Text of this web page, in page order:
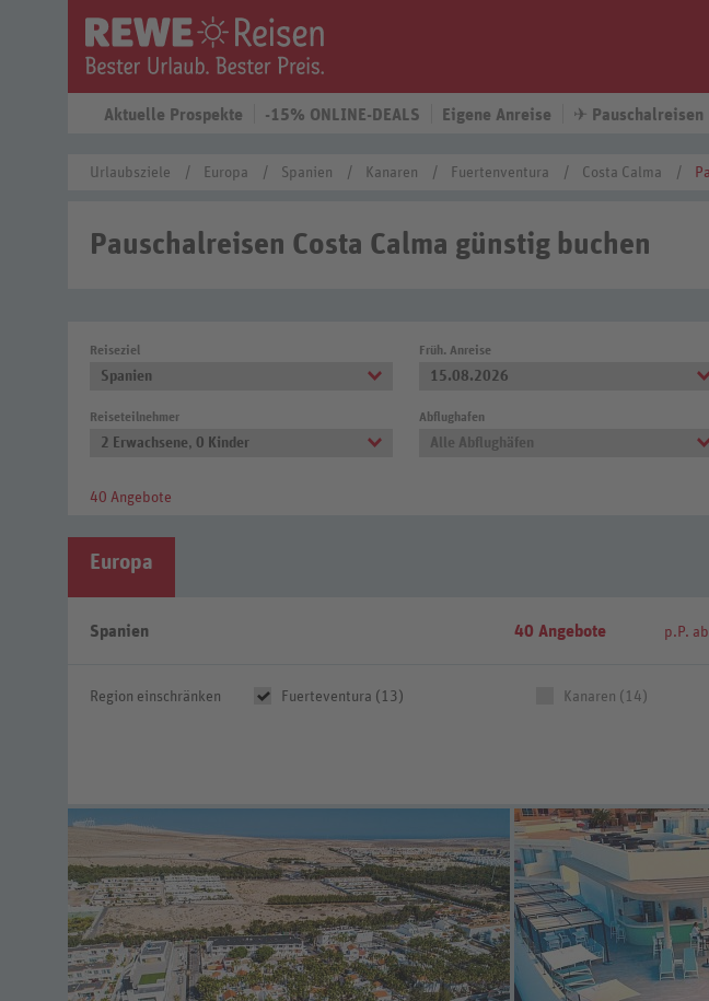
Aktuelle Prospekte -15% ONLINE-DEALS Eigene Anreise ✈ Pauschalreisen
Urlaubsziele Europa Spanien Kanaren Fuertenventura Costa Calma
Pauschalreisen Costa Calma günstig buchen
Reiseziel
Spanien
Früh. Anreise
15.08.2026
Reiseteilnehmer
2 Erwachsene, 0 Kinder
Abflughafen
Alle Abflughäfen
40 Angebote
Europa
Spanien 40 Angebote p.P.
Region einschränken Fuerteventura (13) Kanaren (14)